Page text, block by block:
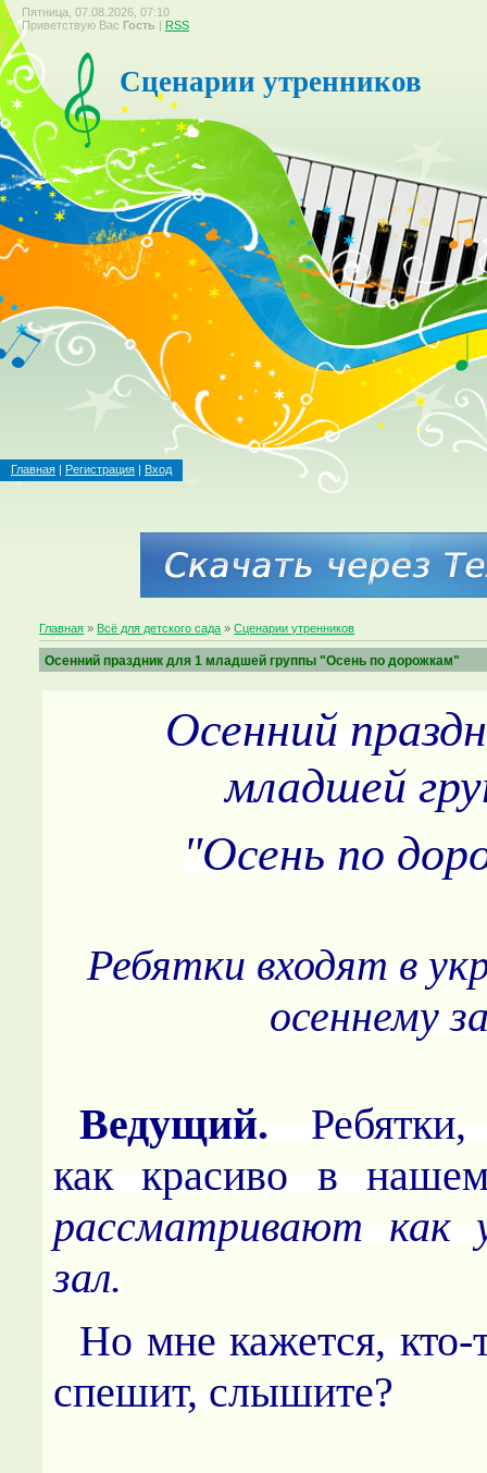
Пятница, 07.08.2026, 07:10
Приветствую Вас Гость | RSS
Сценарии утренников
Главная | Регистрация | Вход
Главная » Всё для детского сада »Сценарии утренников
Осенний праздник для 1 младшей группы "Осень по дорожкам"
Осенний
младшей
"Осень по
Ребятки входят в
осеннему
Ведущий.
как красиво в
рассматривают как
зал.
Но мне кажется,
спешит, слышите?